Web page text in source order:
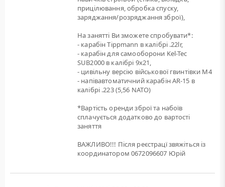
прицілювання, обробка спуску,
заряджання/розряджання зброї),
На занятті Ви зможете спробувати*:
- карабін Tippmann в калібрі .22lr,
- карабін для самооборони Kel-Tec
SUB2000 в калібрі 9х21,
- цивільну версію військової гвинтівки M4
- напівавтоматичний карабін AR-15 в
калібрі .223 (5,56 NATO)
*Вартість оренди зброї та набоїв
сплачується додатково до вартості
заняття
ВАЖЛИВО!!! Після реєстрацї звяжіться із
координатором 0672096607 Юрій